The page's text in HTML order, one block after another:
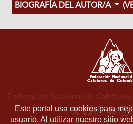
BIOGRAFÍA DEL AUTOR/A
Este portal usa cookies para
usuario. Al utilizar nuestro sitio
Federación Nacional de Cafeteros
Al continuar utilizando este